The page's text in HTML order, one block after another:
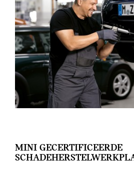
MINI GECERTIFICEERDE